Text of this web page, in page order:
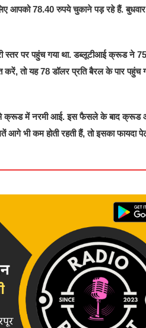
आपको 78.40 रुपये चुकाने पड़ रहे हैं.
स्तर पर पहुंच गया था. डब्लूटीआई क्रूड ने
तो यह 78 डॉलर प्रति बैरल के पार पहुंच
क्रूड में नरमी आई. इस फैसले के बाद क्रूड
भी कम होती रहती हैं, तो इसका फायदा